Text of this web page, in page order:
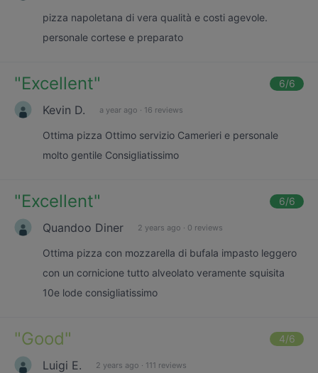
pizza napoletana di vera qualità e costi agevole.
personale cortese e preparato
"Excellent" 6/6
Kevin D. a year ago · 16 reviews
Ottima pizza Ottimo servizio Camerieri e personale
molto gentile Consigliatissimo
"Excellent" 6/6
Quandoo Diner 2 years ago · 0 reviews
Ottima pizza con mozzarella di bufala impasto leggero
con un cornicione tutto alveolato veramente squisita
10e lode consigliatissimo
"Good" 4/6
Luigi E. 2 years ago · 111 reviews